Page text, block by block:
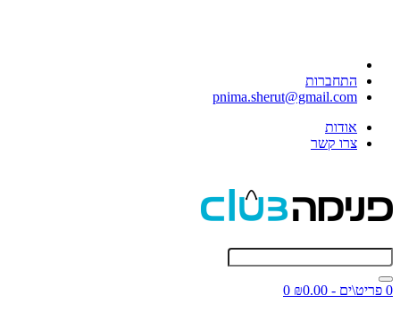
התחברות
pnima.sherut@gmail.com
אודות
צרו קשר
0 פריט\ים - ₪0.00
0